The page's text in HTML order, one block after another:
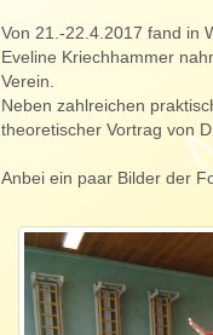
Von 21.-22.4.2017 fand in
Eveline Kriechhammer
Verein.
Neben zahlreichen
theoretischer Vortrag von
Anbei ein paar Bilder der